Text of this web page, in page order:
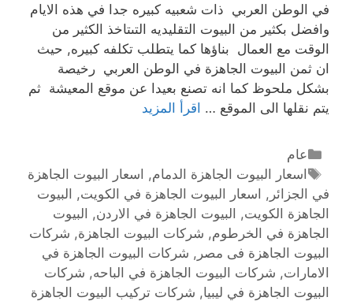
في الوطن العربي ذات شعبيه كبيره جدا في هذه الايام
وافضل بكثير من البيوت التقليديه التىتاخذ الكثير من
الوقت مع العمال بناؤها كما يتطلب تكلفه كبيره, حيث
ان ثمن البيوت الجاهزة في الوطن العربي رخيصة
بشكل ملحوظ كما انه تصنع بعيدا عن موقع المعيشة ثم
يتم نقلها الى الموقع … اقرأ المزيد
عام
اسعار البيوت الجاهزة الدمام, اسعار البيوت الجاهزة
في الجزائر, اسعار البيوت الجاهزة في الكويت, البيوت
الجاهزة الكويت, البيوت الجاهزة في الاردن, البيوت
الجاهزة في الخرطوم, شركات البيوت الجاهزة, شركات
البيوت الجاهزة فى مصر, شركات البيوت الجاهزة في
الامارات, شركات البيوت الجاهزة في الباحه, شركات
البيوت الجاهزة في ليبيا, شركات تركيب البيوت الجاهزة